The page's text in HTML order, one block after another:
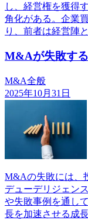
し、経営権を獲得
角化がある。企業
り、前者は経営陣
M&Aが失敗す
M&A全般
2025年10月31日
M&Aの失敗には、
デューデリジェン
や失敗事例を通し
長を加速させる成